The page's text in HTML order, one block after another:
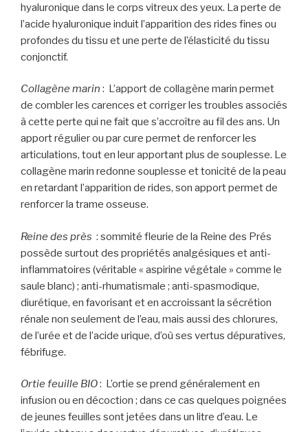
hyaluronique dans le corps vitreux des yeux. La perte de
l’acide hyaluronique induit l’apparition des rides fines ou
profondes du tissu et une perte de l’élasticité du tissu
conjonctif.
Collagène marin : L’apport de collagène marin permet
de combler les carences et corriger les troubles associés
à cette perte qui ne fait que s’accroître au fil des ans. Un
apport régulier ou par cure permet de renforcer les
articulations, tout en leur apportant plus de souplesse. Le
collagène marin redonne souplesse et tonicité de la peau
en retardant l’apparition de rides, son apport permet de
renforcer la trame osseuse.
Reine des près : sommité fleurie de la Reine des Prés
possède surtout des propriétés analgésiques et anti-
inflammatoires (véritable « aspirine végétale » comme le
saule blanc) ; anti-rhumatismale ; anti-spasmodique,
diurétique, en favorisant et en accroissant la sécrétion
rénale non seulement de l’eau, mais aussi des chlorures,
de l’urée et de l’acide urique, d’où ses vertus dépuratives,
fébrifuge.
Ortie feuille BIO: L’ortie se prend généralement en
infusion ou en décoction ; dans ce cas quelques poignées
de jeunes feuilles sont jetées dans un litre d’eau. Le